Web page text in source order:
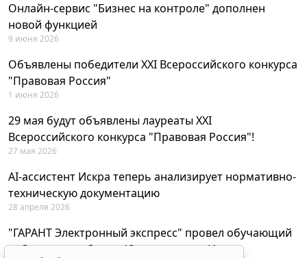
Онлайн-сервис "Бизнес на контроле" дополнен
новой функцией
9 июня 2026
Объявлены победители XXI Всероссийского конкурса
"Правовая Россия"
1 июня 2026
29 мая будут объявлены лауреаты XXI
Всероссийского конкурса "Правовая Россия"!
27 мая 2026
AI-ассистент Искра теперь анализирует нормативно-
техническую документацию
28 апреля 2026
"ГАРАНТ Электронный экспресс" провел обучающий
вебинар по работе с AI-ассистентом Искра